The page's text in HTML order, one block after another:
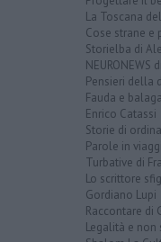
La Toscana
Cose strane e
Storielba di
NEURONEWS
Pensieri della
Fauda e
Enrico Catassi
Storie di
Parole in
Turbative di
Lo scrittore
Gordiano Lupi
Raccontare di
Legalità e